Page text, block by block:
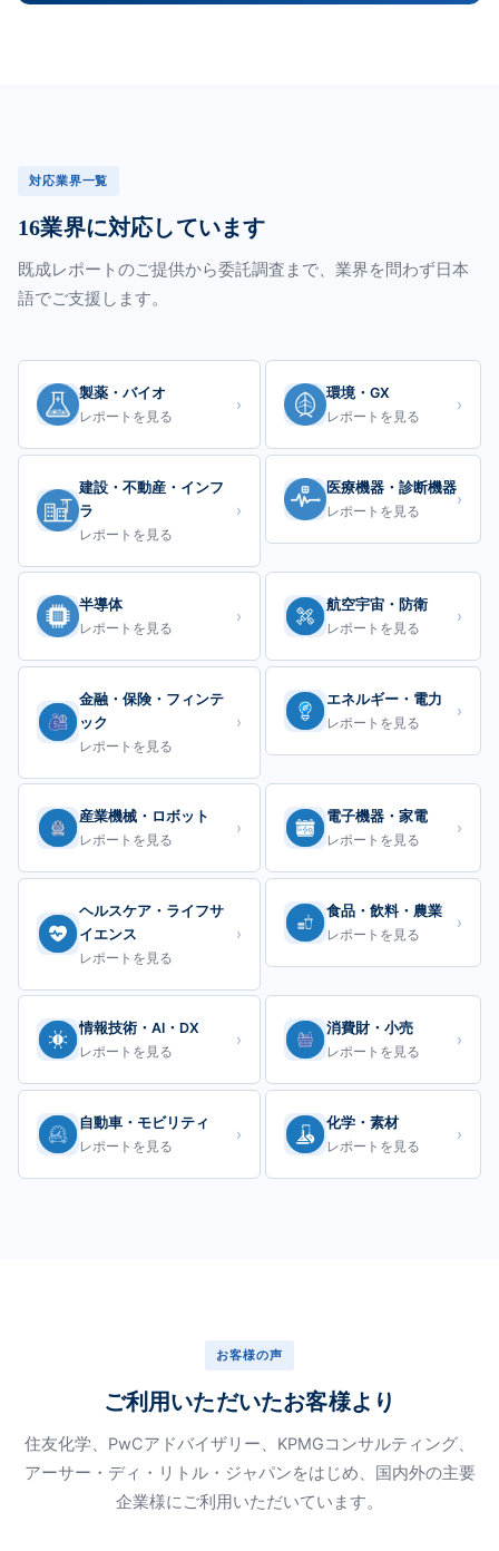
対応業界一覧
16業界に対応しています
既成レポートのご提供から委託調査まで、業界を問わず日本
語でご支援します。
製薬・バイオ
レポートを見る
›
環境・GX
レポートを見る
›
建設・不動産・インフ
ラ
レポートを見る
›
医療機器・診断機器
レポートを見る
›
半導体
レポートを見る
›
航空宇宙・防衛
レポートを見る
›
金融・保険・フィンテ
ック
レポートを見る
›
エネルギー・電力
レポートを見る
›
産業機械・ロボット
レポートを見る
›
電子機器・家電
レポートを見る
›
ヘルスケア・ライフサ
イエンス
レポートを見る
›
食品・飲料・農業
レポートを見る
›
情報技術・AI・DX
レポートを見る
›
消費財・小売
レポートを見る
›
自動車・モビリティ
レポートを見る
›
化学・素材
レポートを見る
›
お客様の声
ご利用いただいたお客様より
住友化学、PwCアドバイザリー、KPMGコンサルティング、
アーサー・ディ・リトル・ジャパンをはじめ、国内外の主要
企業様にご利用いただいています。